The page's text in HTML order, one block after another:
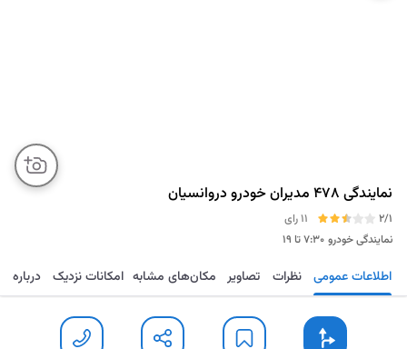
نمایندگی 478 مدیران خودرو دروانسیان
2/1
11 رای
نمایندگی خودرو ۷:۳۰ تا ۱۹
مسیریابی ذخیره ارسال تماس اطلاعات عمومی نظرات تصاویر مکان‌های مشابه امکانات نزدیک درباره